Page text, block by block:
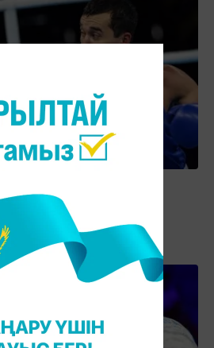
Олимпиада
шықты